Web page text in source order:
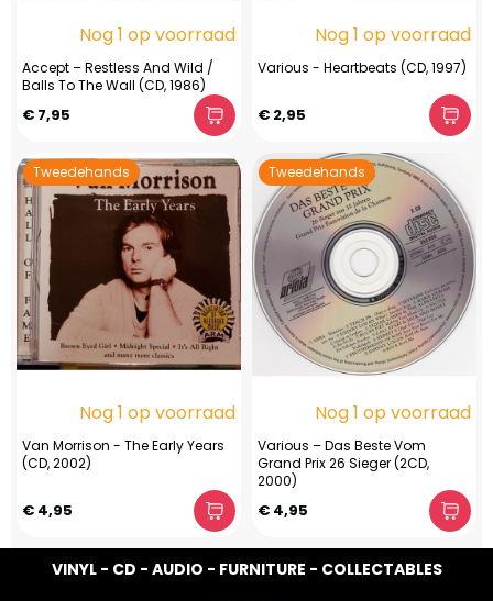
Nog 1 op voorraad
Accept – Restless And Wild /
Balls To The Wall (CD, 1986)
€ 7,95
Nog 1 op voorraad
Various - Heartbeats (CD, 1997)
€ 2,95
Tweedehands
Nog 1 op voorraad
Van Morrison - The Early Years
(CD, 2002)
€ 4,95
Tweedehands
Nog 1 op voorraad
Various – Das Beste Vom
Grand Prix 26 Sieger (2CD,
2000)
€ 4,95
VINYL - CD - AUDIO - FURNITURE - COLLECTABLES